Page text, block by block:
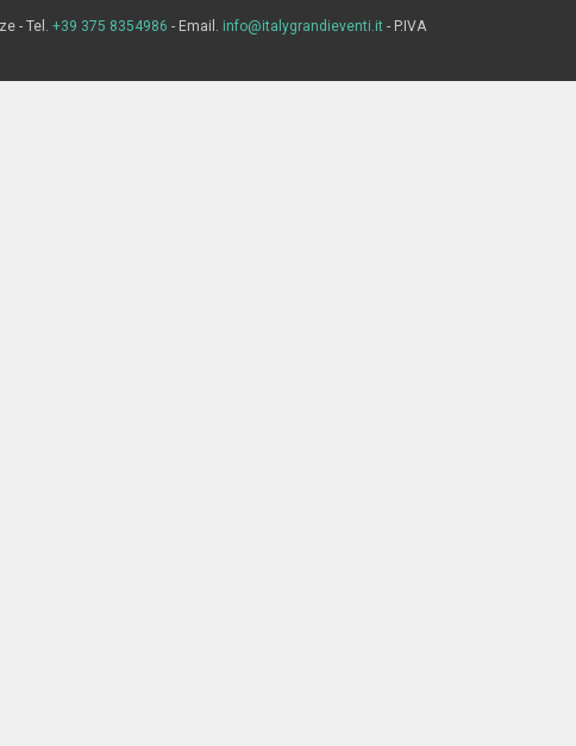
- Tel. +39 375 8354986 - Email. info@italygrandieventi.it - P.IVA